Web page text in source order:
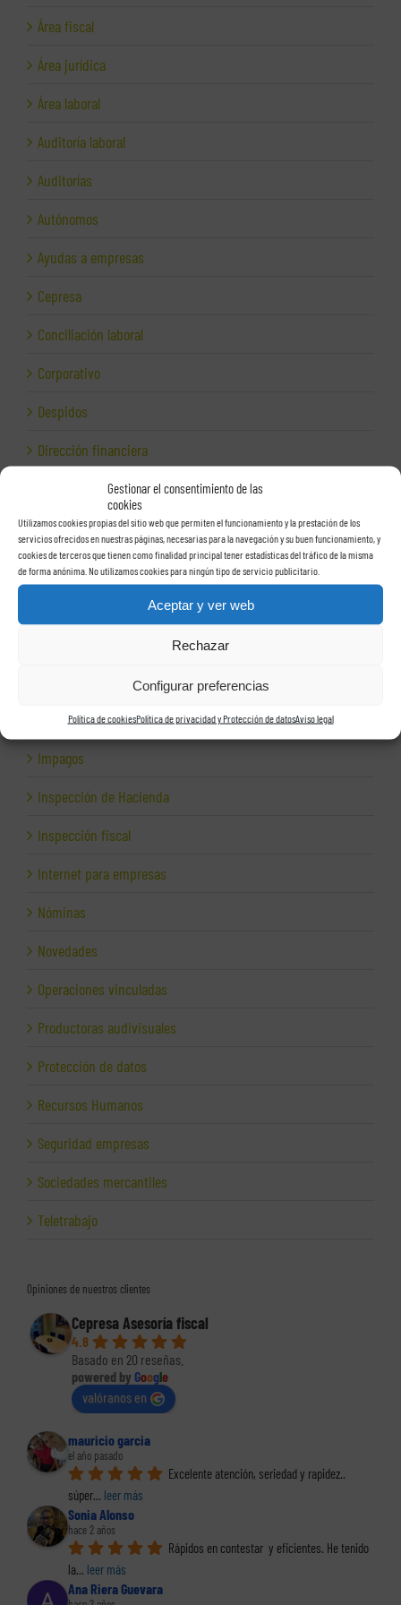
Gestionar el consentimiento de las
cookies
Utilizamos cookies propias del sitio web que permiten el funcionamiento y la prestación de los
servicios ofrecidos en nuestras páginas, necesarias para la navegación y su buen funcionamiento, y
cookies de terceros que tienen como finalidad principal tener estadísticas del tráfico de la misma
de forma anónima. No utilizamos cookies para ningún tipo de servicio publicitario.
Aceptar y ver web
Rechazar
Configurar preferencias
Política de cookiesPolítica de privacidad y Protección de datosAviso legal
Área fiscal
Área jurídica
Área laboral
Auditoría laboral
Auditorías
Autónomos
Ayudas a empresas
Cepresa
Conciliación laboral
Corporativo
Despidos
Dirección financiera
Empresas e Internet
Exportación
Facturas
Grupos de sociedades
Herramientas para empresas
Impagos
Inspección de Hacienda
Inspección fiscal
Internet para empresas
Nóminas
Novedades
Operaciones vinculadas
Productoras audivisuales
Protección de datos
Recursos Humanos
Seguridad empresas
Sociedades mercantiles
Teletrabajo
Opiniones de nuestros clientes
Cepresa Asesoría fiscal
4.8
Basado en 20 reseñas.
powered by Google
valóranos en
mauricio garcia
el año pasado
Excelente atención, seriedad y rapidez..
súper... leer más
Sonia Alonso
hace 2 años
Rápidos en contestar  y eficientes. He tenido
la... leer más
Ana Riera Guevara